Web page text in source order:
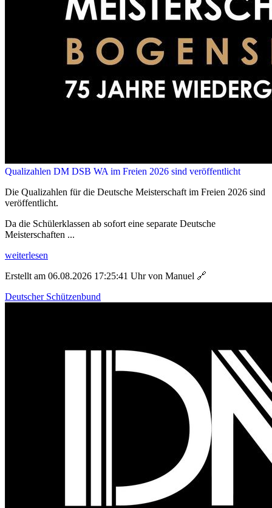
Qualizahlen DM DSB WA im Freien 2026 sind veröffentlicht
Die Qualizahlen für die Deutsche Meisterschaft im Freien 2026 sind
veröffentlicht.
Da die Schülerklassen ab sofort eine separate Deutsche
Meisterschaften ...
weiterlesen
Erstellt am 06.08.2026 17:25:41 Uhr von Manuel 🔗
Deutscher Schützenbund